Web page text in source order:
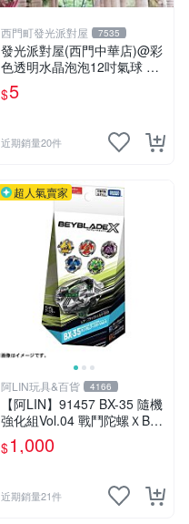
西門町發光派對屋 7535
發光派對屋(西門中華店)@彩
色透明水晶泡泡12吋氣球 透
明彩色氣球
$5
近期銷量20件
超人氣賣家
阿LIN玩具&百貨 4166
【阿LIN】91457 BX-35 隨機
強化組Vol.04 戰鬥陀螺ＸBEY
BLADE X
$1,000
近期銷量21件